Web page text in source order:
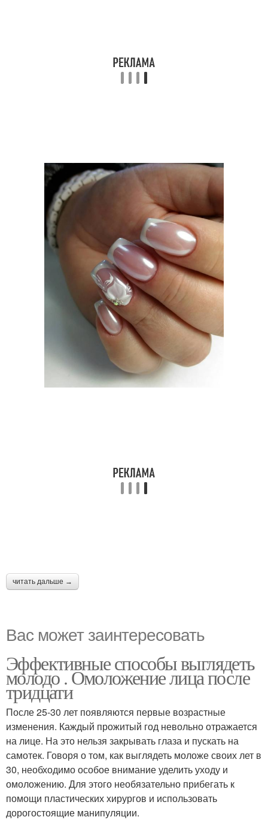
читать дальше →
Вас может заинтересовать
Эффективные способы выглядеть
молодо . Омоложение лица после
тридцати
После 25-30 лет появляются первые возрастные
изменения. Каждый прожитый год невольно отражается
на лице. На это нельзя закрывать глаза и пускать на
самотек. Говоря о том, как выглядеть моложе своих лет в
30, необходимо особое внимание уделить уходу и
омоложению. Для этого необязательно прибегать к
помощи пластических хирургов и использовать
дорогостоящие манипуляции.